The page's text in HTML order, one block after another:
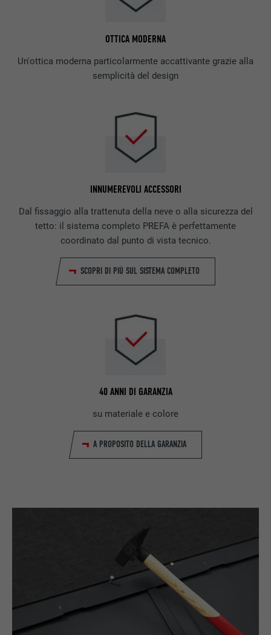
OTTICA MODERNA
Un'ottica moderna particolarmente accattivante grazie alla
semplicità del design
INNUMEREVOLI ACCESSORI
Dal fissaggio alla trattenuta della neve o alla sicurezza del
tetto: il sistema completo PREFA è perfettamente
coordinato dal punto di vista tecnico.
SCOPRI DI PIÙ SUL SISTEMA COMPLETO
40 ANNI DI GARANZIA
su materiale e colore
A PROPOSITO DELLA GARANZIA